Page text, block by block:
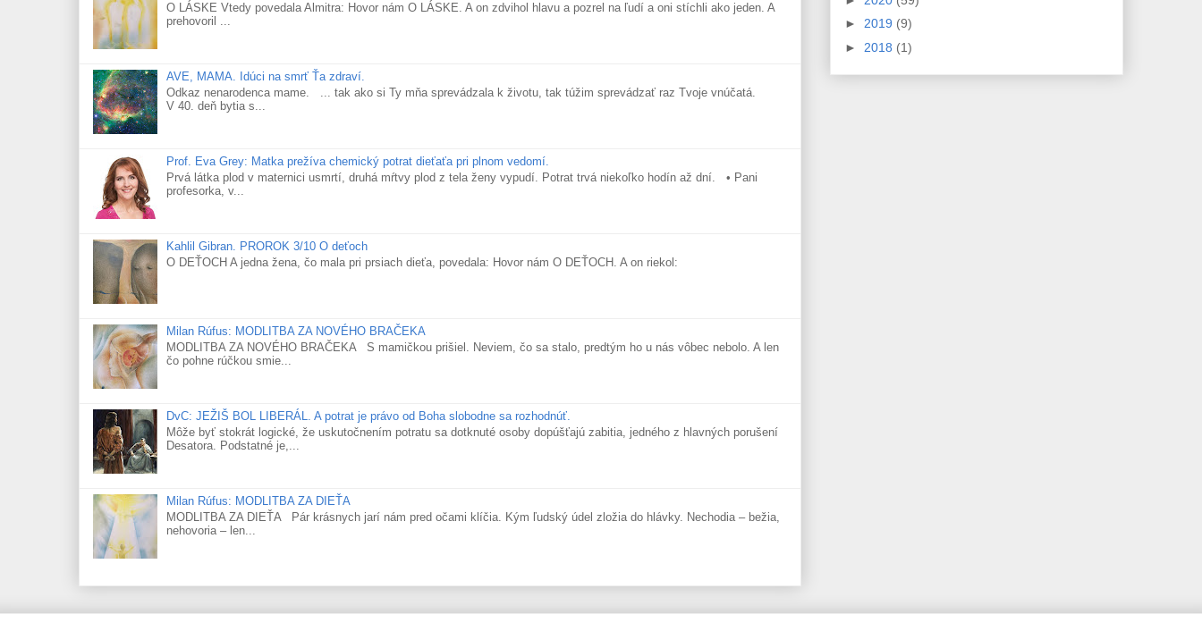
O LÁSKE Vtedy povedala Almitra: Hovor nám O LÁSKE. A on zdvihol hlavu a pozrel na ľudí a oni stíchli ako jeden. A
prehovoril ...
AVE, MAMA. Idúci na smrť Ťa zdraví.
Odkaz nenarodenca mame. ... tak ako si Ty mňa sprevádzala k životu, tak túžim sprevádzať raz Tvoje vnúčatá.
V 40. deň bytia s...
Prof. Eva Grey: Matka prežíva chemický potrat dieťaťa pri plnom vedomí.
Prvá látka plod v maternici usmrtí, druhá mŕtvy plod z tela ženy vypudí. Potrat trvá niekoľko hodín až dní. • Pani
profesorka, v...
Kahlil Gibran. PROROK 3/10 O deťoch
O DEŤOCH A jedna žena, čo mala pri prsiach dieťa, povedala: Hovor nám O DEŤOCH. A on riekol:
Milan Rúfus: MODLITBA ZA NOVÉHO BRAČEKA
MODLITBA ZA NOVÉHO BRAČEKA S mamičkou prišiel. Neviem, čo sa stalo, predtým ho u nás vôbec nebolo. A len
čo pohne rúčkou smie...
DvC: JEŽIŠ BOL LIBERÁL. A potrat je právo od Boha slobodne sa rozhodnúť.
Môže byť stokrát logické, že uskutočnením potratu sa dotknuté osoby dopúšťajú zabitia, jedného z hlavných porušení
Desatora. Podstatné je,...
Milan Rúfus: MODLITBA ZA DIEŤA
MODLITBA ZA DIEŤA Pár krásnych jarí nám pred očami klíčia. Kým ľudský údel zložia do hlávky. Nechodia – bežia,
nehovoria – len...
► 2019 (9)
► 2018 (1)